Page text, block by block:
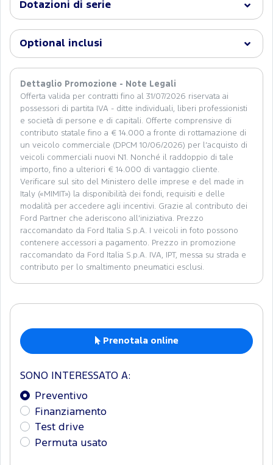
Dotazioni di serie
Optional inclusi
Dettaglio Promozione - Note Legali
Offerta valida per contratti fino al 31/07/2026 riservata ai
possessori di partita IVA - ditte individuali, liberi professionisti
e società di persone e di capitali. Offerte comprensive di
contributo statale fino a € 14.000 a fronte di rottamazione di
un veicolo commerciale (DPCM 10/06/2026) per l’acquisto di
veicoli commerciali nuovi N1. Nonché il raddoppio di tale
importo, fino a ulteriori € 14.000 di vantaggio cliente.
Verificare sul sito del Ministero delle imprese e del made in
Italy («MIMIT») la disponibilità dei fondi, requisiti e delle
modalità per accedere agli incentivi. Grazie al contributo dei
Ford Partner che aderiscono all’iniziativa. Prezzo
raccomandato da Ford Italia S.p.A. I veicoli in foto possono
contenere accessori a pagamento. Prezzo in promozione
raccomandato da Ford Italia S.p.A. IVA, IPT, messa su strada e
contributo per lo smaltimento pneumatici esclusi.
Prenotala online
SONO INTERESSATO A:
Preventivo
Finanziamento
Test drive
Permuta usato